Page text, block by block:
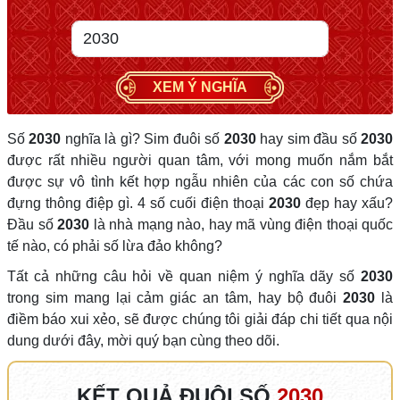
XEM Ý NGHĨA
Số2030 nghĩa là gì? Sim đuôi số 2030hay sim đầu số2030
được rất nhiều người quan tâm, với mong muốn nắm bắt
được sự vô tình kết hợp ngẫu nhiên của các con số chứa
đựng thông điệp gì. 4 số cuối điện thoại 2030 đẹp hay xấu?
Đầu số 2030 là nhà mạng nào, hay mã vùng điện thoại quốc
tế nào, có phải số lừa đảo không?
Tất cả những câu hỏi về quan niệm ý nghĩa dãy số 2030
trong sim mang lại cảm giác an tâm, hay bộ đuôi2030 là
điềm báo xui xẻo, sẽ được chúng tôi giải đáp chi tiết qua nội
dung dưới đây, mời quý bạn cùng theo dõi.